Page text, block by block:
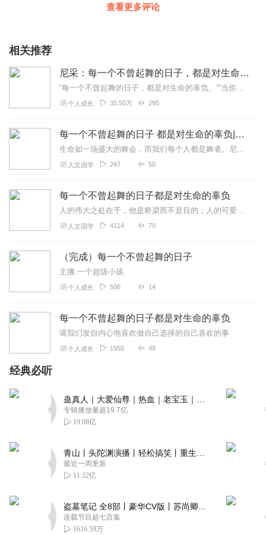
查看更多评论
相关推荐
尼采：每一个不曾起舞的日子，都是对生命的辜负丨尼采思想精髓·强大内心·每日金句•人间清醒
“每一个不曾起舞的日子，都是对生命的辜负。”“当你凝视深渊的时候，深渊也在凝视你。”“其实人跟树是一样的，越是向往高处的阳光，它的根就越要伸向黑暗的地底。”...
个人成长 35.50万 295
每一个不曾起舞的日子 都是对生命的辜负|尼采
生命如一场盛大的舞会，而我们每个人都是舞者。尼采认为，起舞不仅是身体的律动，更是灵魂的绽放。有人轻盈如风，有人热烈如火，但真正重要的是用心感受生命的脉搏，在舞动...
人文国学 247 50
每一个不曾起舞的日子都是对生命的辜负
人的伟大之处在于，他是桥梁而不是目的；人的可爱之处在于，他是过渡和没落。
人文国学 4114 70
（完成）每一个不曾起舞的日子
主播:一个超级小孩
个人成长 506 14
每一个不曾起舞的日子都是对生命的辜负
请我们发自内心地喜欢做自己选择的自己喜欢的事
个人成长 1550 48
经典必听
专辑播放量超19.7亿
19.08亿
最近一周更新
11.32亿
连载节目超七百集
1616.59万